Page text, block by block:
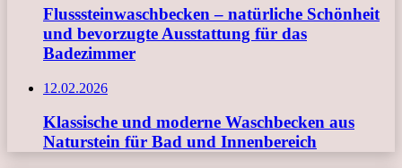
Flusssteinwaschbecken – natürliche Schönheit
und bevorzugte Ausstattung für das
Badezimmer
12.02.2026
Klassische und moderne Waschbecken aus
Naturstein für Bad und Innenbereich